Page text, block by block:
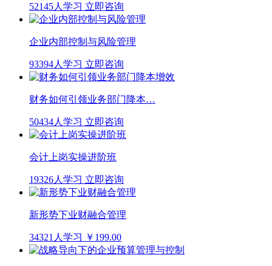
52145人学习 立即咨询
企业内部控制与风险管理
93394人学习 立即咨询
财务如何引领业务部门降本…
50434人学习 立即咨询
会计上岗实操进阶班
19326人学习 立即咨询
新形势下业财融合管理
34321人学习 ￥199.00